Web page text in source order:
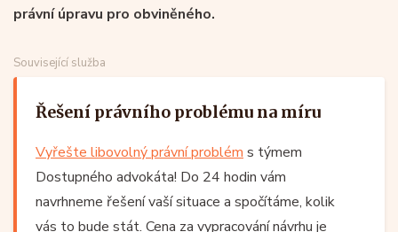
právní úpravu pro obviněného.
Související služba
Řešení právního problému na míru
Vyřešte libovolný právní problém s týmem
Dostupného advokáta! Do 24 hodin vám
navrhneme řešení vaší situace a spočítáme, kolik
vás to bude stát. Cena za vypracování návrhu je